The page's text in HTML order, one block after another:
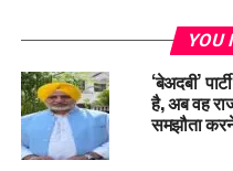
सम्मान और उचित व्यवहार का
विधायक भारत भूषण बत्रा और
प्रारूपों की जानकारी मांगी और
YOU
‘बेअदबी’
है, अब वह
समझौता